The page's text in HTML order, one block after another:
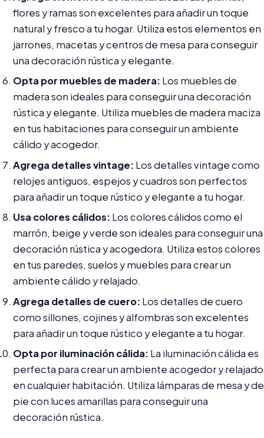
flores y ramas son excelentes para añadir un toque
natural y fresco a tu hogar. Utiliza estos elementos en
jarrones, macetas y centros de mesa para conseguir
una decoración rústica y elegante.
Opta por muebles de madera: Los muebles de
madera son ideales para conseguir una decoración
rústica y elegante. Utiliza muebles de madera maciza
en tus habitaciones para conseguir un ambiente
cálido y acogedor.
Agrega detalles vintage: Los detalles vintage como
relojes antiguos, espejos y cuadros son perfectos
para añadir un toque rústico y elegante a tu hogar.
Usa colores cálidos: Los colores cálidos como el
marrón, beige y verde son ideales para conseguir una
decoración rústica y acogedora. Utiliza estos colores
en tus paredes, suelos y muebles para crear un
ambiente cálido y relajado.
Agrega detalles de cuero: Los detalles de cuero
como sillones, cojines y alfombras son excelentes
para añadir un toque rústico y elegante a tu hogar.
Opta por iluminación cálida: La iluminación cálida es
perfecta para crear un ambiente acogedor y relajado
en cualquier habitación. Utiliza lámparas de mesa y de
pie con luces amarillas para conseguir una
decoración rústica.